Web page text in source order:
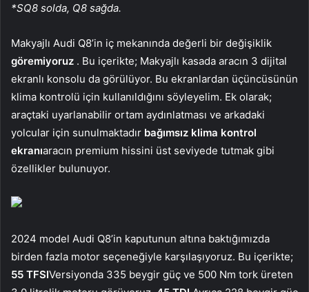
*SQ8 solda, Q8 sağda.
Makyajlı Audi Q8’in iç mekanında değerli bir değişiklik
göremiyoruz . Bu içerikte; Makyajlı kasada aracın 3 dijital
ekranlı konsolu da görülüyor. Bu ekranlardan üçüncüsünün
klima kontrolü için kullanıldığını söyleyelim. Ek olarak;
araçtaki uyarlanabilir ortam aydınlatması ve arkadaki
yolcular için sunulmaktadır bağımsız klima kontrol
ekranıaracın premium hissini üst seviyede tutmak gibi
özellikler bulunuyor.
2024 model Audi Q8’in kaputunun altına baktığımızda
birden fazla motor seçeneğiyle karşılaşıyoruz. Bu içerikte;
55 TFSIVersiyonda 335 beygir güç ve 500 Nm tork üreten